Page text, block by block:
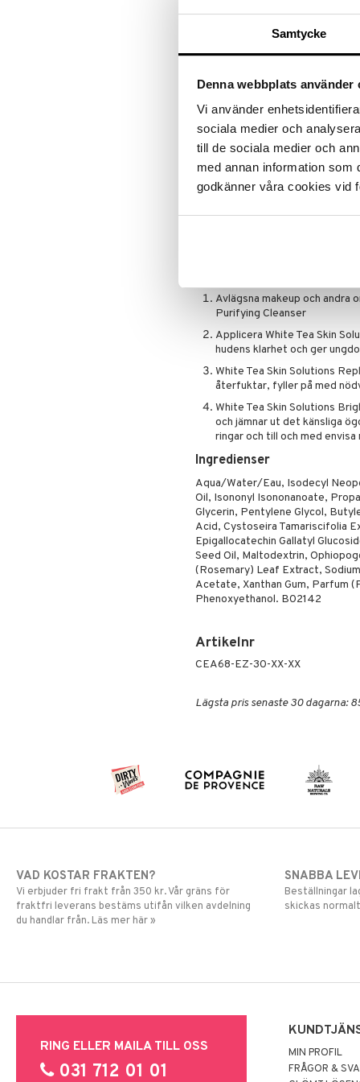
Samtycke
Denna webbplats använder
Vi använder
sociala medier och
till de sociala medier och
med annan information som
godkänner våra cookies vid
Efter de första dropparna är
Efter 14 dagar är 91% överens
Skonsam nog för alla hudtyper,
** Baserat på en instrumentell
appliceringen, inklusive de med
*** Baserat på en
användning, inklusive de med
Användning
Skaka flaskan innan du
blandas med varandra. Tag 3-5
hjälp av fingertopparna. Kan
Avlägsna makeup och andra
Purifying Cleanser
Applicera White Tea Skin
hudens klarhet och ger
White Tea Skin Solutions
återfuktar, fyller på med
White Tea Skin Solutions
och jämnar ut det känsliga
ringar och till och med envisa
Ingredienser
Aqua/Water/Eau, Isodecyl
Oil, Isononyl Isononanoate,
Glycerin, Pentylene Glycol,
Acid, Cystoseira Tamariscifolia
Epigallocatechin Gallatyl
Seed Oil, Maltodextrin,
(Rosemary) Leaf Extract,
Acetate, Xanthan Gum, Parfum
Phenoxyethanol. B02142
Artikelnr
CEA68-EZ-30-XX-XX
Lägsta pris senaste 30 dagarna:
VAD KOSTAR FRAKTEN?
Vi erbjuder fri frakt från 350 kr. Vår gräns för
fraktfri leverans bestäms utifån vilken avdelning
du handlar från. Läs mer här »
SNABBA
Beställningar
skickas
RING ELLER MAILA TILL OSS
031 712 01 01
MIN PROFIL
FRÅGOR &